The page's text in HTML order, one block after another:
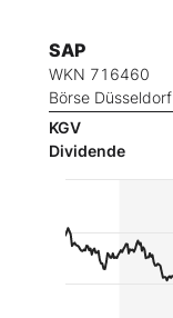
SAP
WKN 716460
Börse Düsseldorf
KGV
Dividende